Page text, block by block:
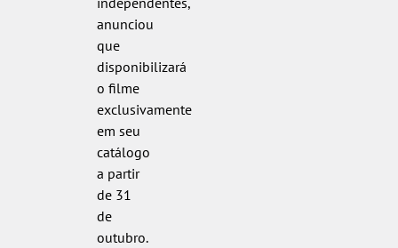
anunciou
que
disponibilizará
o filme
exclusivamente
em seu
catálogo
a partir
de 31
de
outubro.